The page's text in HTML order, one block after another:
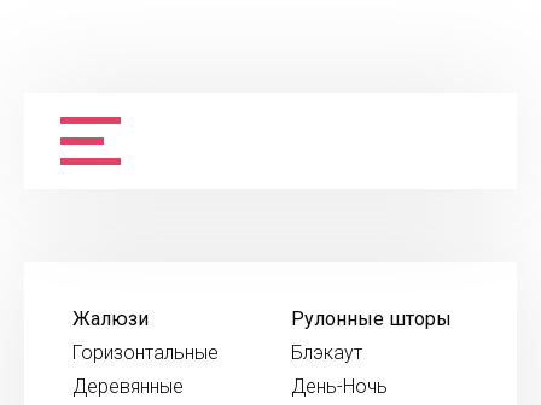
Жалюзи
Горизонтальные
Деревянные
Рулонные шторы
Блэкаут
День-Ночь